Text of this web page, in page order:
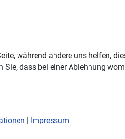
während andere uns helfen,
dass bei einer Ablehnung
| Impressum